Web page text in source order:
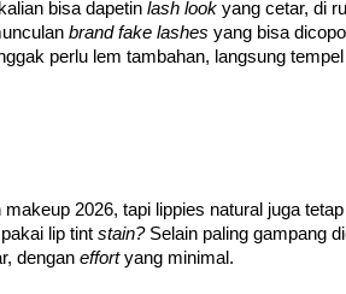
bisa dapetin lash look yang cetar, di
brand fake lashes yang bisa
perlu lem tambahan, langsung
2026, tapi lippies natural juga
lip tint stain? Selain paling gampang
dengan effort yang minimal.